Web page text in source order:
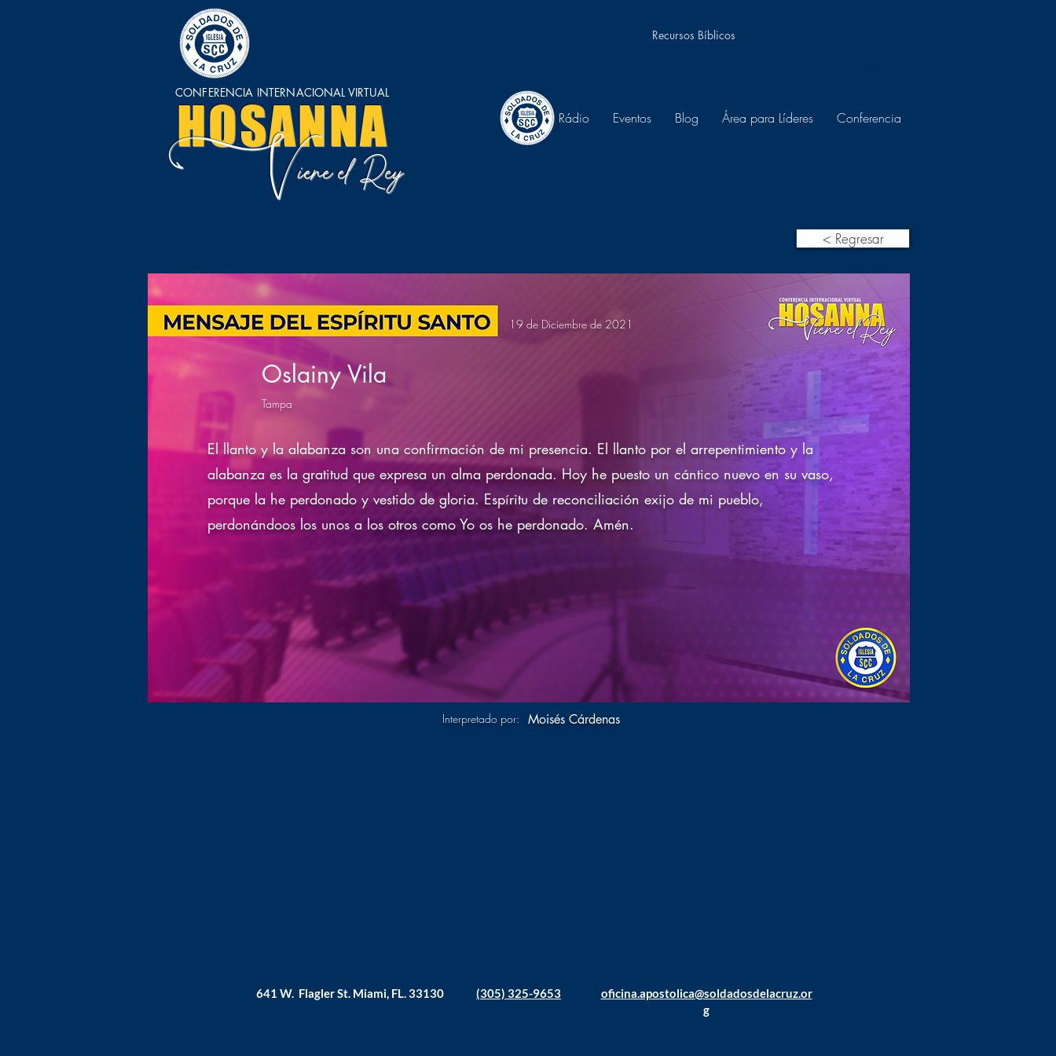
Recursos Bíblicos
CONFERENCIA INTERNACIONAL VIRTUAL
HOSANNA
Viene el Rey
Rádio Eventos Blog Área para Líderes Conferencia
< Regresar
Oslainy Vila
Tampa
El llanto y la alabanza son una confirmación de mi presencia. El llanto por el arrepentimiento y la
alabanza es la gratitud que expresa un alma perdonada. Hoy he puesto un cántico nuevo en su vaso,
porque la he perdonado y vestido de gloria. Espíritu de reconciliación exijo de mi pueblo,
perdonándoos los unos a los otros como Yo os he perdonado. Amén.
19 de Diciembre de 2021
Interpretado por: Moisés Cárdenas
641 W. Flagler St. Miami, FL. 33130 (305) 325-9653
oficina.apostolica@soldadosdelacruz.or
g